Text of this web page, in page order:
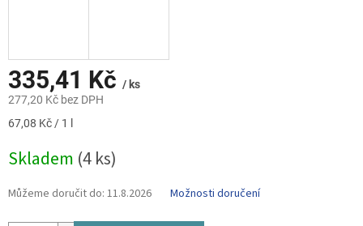
335,41 Kč / ks
277,20 Kč bez DPH
Měrná
67,08 Kč / 1 l
Skladem (4 ks)
Můžeme doručit do: 11.8.2026 Možnosti doručení